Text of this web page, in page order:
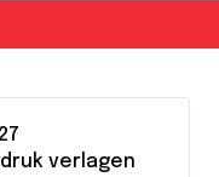
27
verlagen